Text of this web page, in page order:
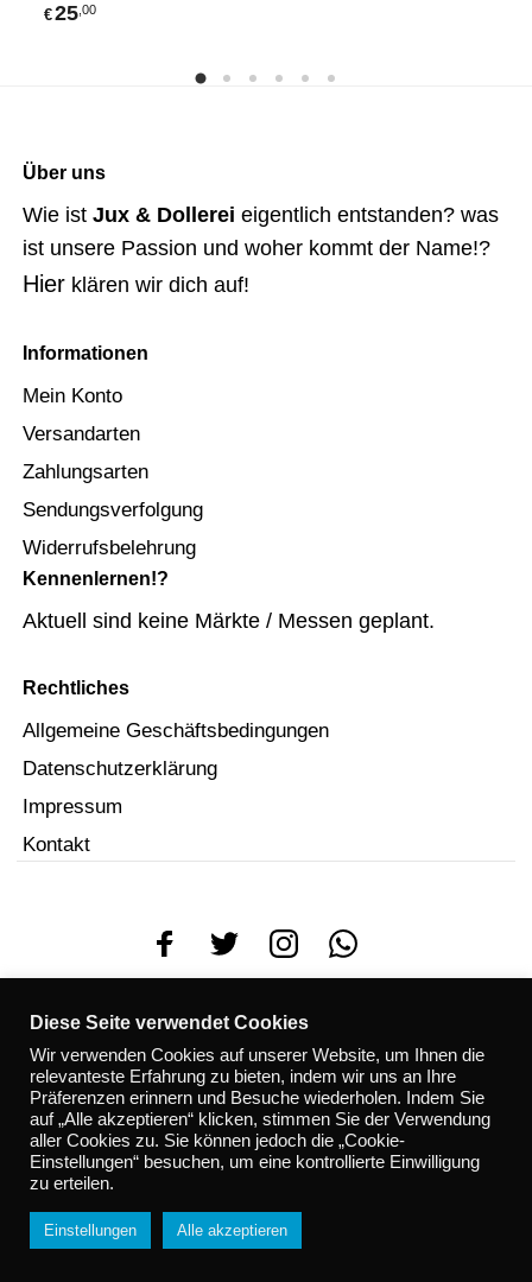
€25 ,00
Über uns
Wie ist Jux & Dollerei eigentlich entstanden? was
ist unsere Passion und woher kommt der Name!?
Hier klären wir dich auf!
Informationen
Mein Konto
Versandarten
Zahlungsarten
Sendungsverfolgung
Widerrufsbelehrung
Kennenlernen!?
Aktuell sind keine Märkte / Messen geplant.
Rechtliches
Allgemeine Geschäftsbedingungen
Datenschutzerklärung
Impressum
Kontakt
© 2023Jux & Dollerei. Mit
Diese Seite verwendet Cookies
Wir verwenden Cookies auf unserer Website, um Ihnen die
relevanteste Erfahrung zu bieten, indem wir uns an Ihre
Präferenzen erinnern und Besuche wiederholen. Indem Sie
auf „Alle akzeptieren“ klicken, stimmen Sie der Verwendung
aller Cookies zu. Sie können jedoch die „Cookie-
Einstellungen“ besuchen, um eine kontrollierte Einwilligung
zu erteilen.
Einstellungen Alle akzeptieren